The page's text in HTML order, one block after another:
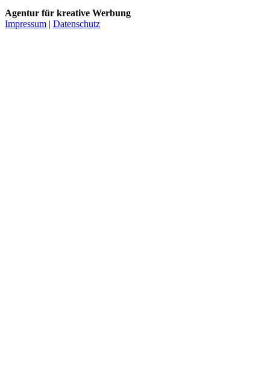
Agentur für kreative Werbung
Impressum | Datenschutz